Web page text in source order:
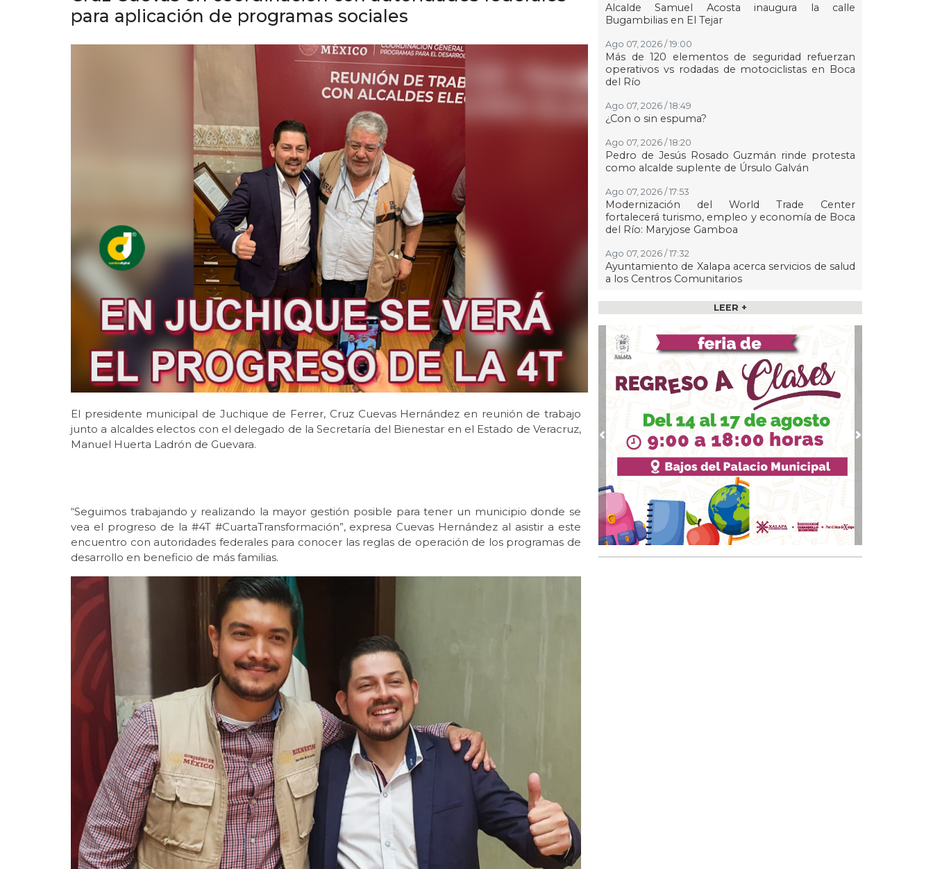
para aplicación de programas sociales
El presidente municipal de Juchique de Ferrer, Cruz Cuevas Hernández en reunión de trabajo
junto a alcaldes electos con el delegado de la Secretaría del Bienestar en el Estado de Veracruz,
Manuel Huerta Ladrón de Guevara.
“Seguimos trabajando y realizando la mayor gestión posible para tener un municipio donde se
vea el progreso de la #4T #CuartaTransformación”, expresa Cuevas Hernández al asistir a este
encuentro con autoridades federales para conocer las reglas de operación de los programas de
desarrollo en beneficio de más familias.
Alcalde Samuel Acosta inaugura la calle
Bugambilias en El Tejar
Ago 07, 2026 / 19:00
Más de 120 elementos de seguridad refuerzan
operativos vs rodadas de motociclistas en Boca
del Río
Ago 07, 2026 / 18:49
¿Con o sin espuma?
Ago 07, 2026 / 18:20
Pedro de Jesús Rosado Guzmán rinde protesta
como alcalde suplente de Úrsulo Galván
Ago 07, 2026 / 17:53
Modernización del World Trade Center
fortalecerá turismo, empleo y economía de Boca
del Río: Maryjose Gamboa
Ago 07, 2026 / 17:32
Ayuntamiento de Xalapa acerca servicios de salud
a los Centros Comunitarios
Ago 07, 2026 / 17:15
Ayuntamiento e ICATVER fortalecen capacitación
laboral en beneficio de las y los sanandrescanos
Ago 07, 2026 / 14:56
Quincena, no me abandones.... 😝😜🤣
Ago 07, 2026 / 14:47
Generar empleo y bienestar, prioridad para el
Gobierno de San Andrés Tuxtla: Rafa Fararoni
Ago 07, 2026 / 14:39
Hallan con vida a pescador desaparecido desde el
23 de julio en Uxpanapa
Ago 07, 2026 / 14:22
Resalta Pedro Miguel pensamiento de Diego
Ruzzarín y agradece respaldo de Rocío Nahle al
Festival del Mar
Impulsa Ayuntamiento de Veracruz cultura de la
LEER +
Previous Next